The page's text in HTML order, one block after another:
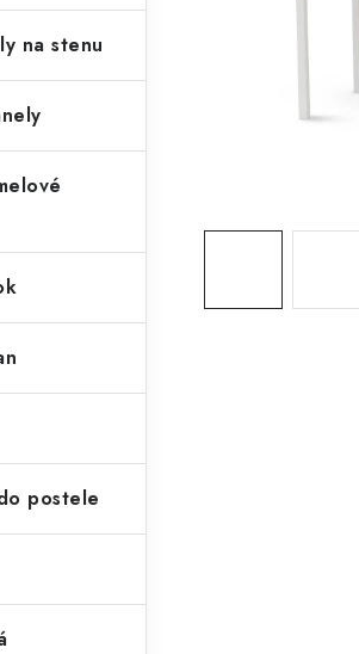
na stenu
postele